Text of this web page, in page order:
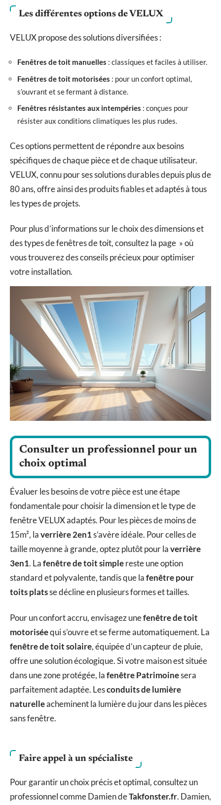
Les différentes options de VELUX
VELUX propose des solutions diversifiées :
Fenêtres de toit manuelles : classiques et faciles à utiliser.
Fenêtres de toit motorisées : pour un confort optimal,
s’ouvrant et se fermant à distance.
Fenêtres résistantes aux intempéries : conçues pour
résister aux conditions climatiques les plus rudes.
Ces options permettent de répondre aux besoins
spécifiques de chaque pièce et de chaque utilisateur.
VELUX, connu pour ses solutions durables depuis plus de
80 ans, offre ainsi des produits fiables et adaptés à tous
les types de projets.
Pour plus d’informations sur le choix des dimensions et
des types de fenêtres de toit, consultez la page » où
vous trouverez des conseils précieux pour optimiser
votre installation.
Consulter un professionnel pour un
choix optimal
Évaluer les besoins de votre pièce est une étape
fondamentale pour choisir la dimension et le type de
fenêtre VELUX adaptés. Pour les pièces de moins de
15m², laverrière 2en1s’avère idéale. Pour celles de
taille moyenne à grande, optez plutôt pour laverrière
3en1. Lafenêtre de toit simplereste une option
standard et polyvalente, tandis que lafenêtre pour
toits platsse décline en plusieurs formes et tailles.
Pour un confort accru, envisagez unefenêtre de toit
motoriséequi s’ouvre et se ferme automatiquement. La
fenêtre de toit solaire, équipée d’un capteur de pluie,
offre une solution écologique. Si votre maison est située
dans une zone protégée, lafenêtre Patrimoinesera
parfaitement adaptée. Lesconduits de lumière
naturelleacheminent la lumière du jour dans les pièces
sans fenêtre.
Faire appel à un spécialiste
Pour garantir un choix précis et optimal, consultez un
professionnel comme Damien deTakfonster.fr. Damien,